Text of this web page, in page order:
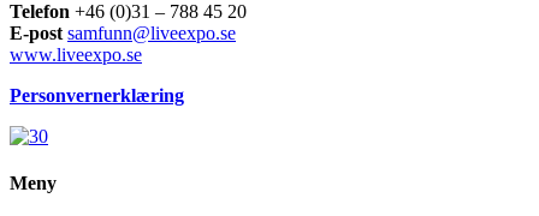
Telefon +46 (0)31 – 788 45 20
E-post samfunn@liveexpo.se
www.liveexpo.se
Personvernerklæring
Meny